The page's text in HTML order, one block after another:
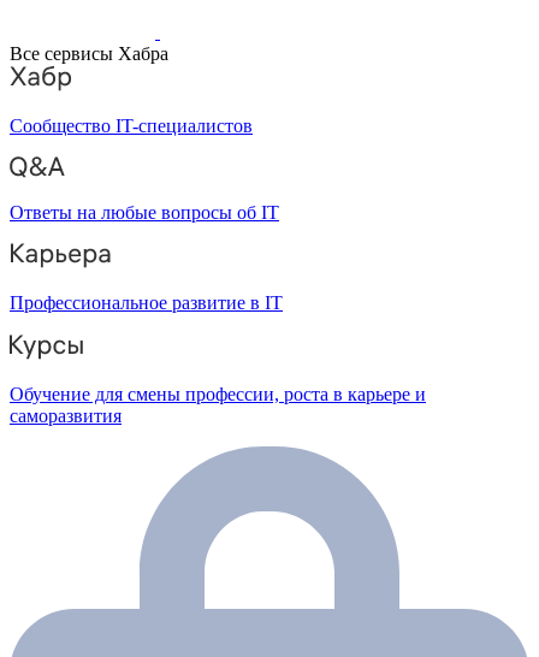
Все сервисы Хабра
Сообщество IT-специалистов
Ответы на любые вопросы об IT
Профессиональное развитие в IT
Обучение для смены профессии, роста в карьере и
саморазвития